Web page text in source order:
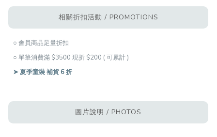
相關折扣活動 / PROMOTIONS
○ 會員商品足量折扣
○ 單筆消費滿 $3500 現折 $200 ( 可累計 )
➤ 夏季童裝 補貨 6 折
圖片說明 / PHOTOS